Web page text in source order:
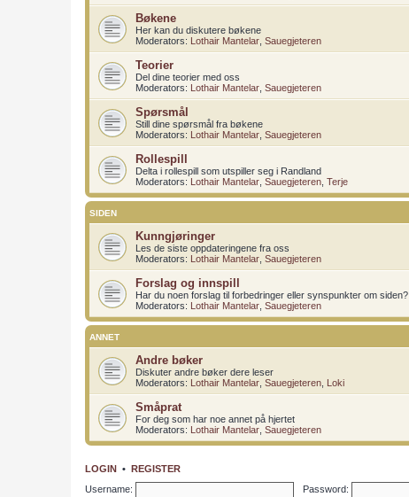
Bøkene
Her kan du diskutere bøkene
Moderators: Lothair Mantelar Sauegjeteren
Teorier
Del dine teorier med oss
Moderators: Lothair Mantelar Sauegjeteren
Spørsmål
Still dine spørsmål fra bøkene
Moderators: Lothair Mantelar Sauegjeteren
Rollespill
Delta i rollespill som utspiller seg i Randland
Moderators: Lothair Mantelar Sauegjeteren Terje
SIDEN
Kunngjøringer
Les de siste oppdateringene fra oss
Moderators: Lothair Mantelar Sauegjeteren
Forslag og innspill
Har du noen forslag til forbedringer eller synspunkter om siden?
Moderators: Lothair Mantelar Sauegjeteren
ANNET
Andre bøker
Diskuter andre bøker dere leser
Moderators: Lothair Mantelar Sauegjeteren Loki
Småprat
For deg som har noe annet på hjertet
Moderators: Lothair Mantelar Sauegjeteren
LOGIN • REGISTER
Username:
Password: